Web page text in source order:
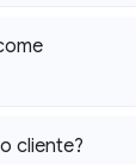
cliente?